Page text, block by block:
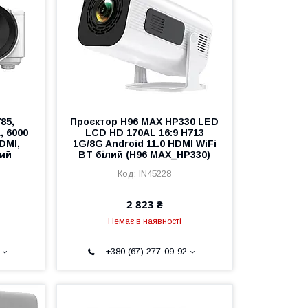
6000
Проєктор H96 MAX HP330 LED
LCD HD 170AL 16:9 H713
1G/8G Android 11.0 HDMI WiFi
BT білий (H96 MAX_HP330)
IN45228
2 823 ₴
Немає в наявності
+380 (67) 277-09-92